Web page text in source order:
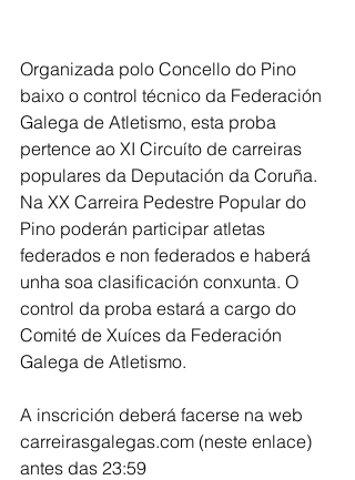
Organizada polo Concello do Pino
baixo o control técnico da Federación
Galega de Atletismo, esta proba
pertence ao XI Circuíto de carreiras
populares da Deputación da Coruña.
Na XX Carreira Pedestre Popular do
Pino poderán participar atletas
federados e non federados e haberá
unha soa clasificación conxunta. O
control da proba estará a cargo do
Comité de Xuíces da Federación
Galega de Atletismo.
A inscrición deberá facerse na web
carreirasgalegas.com (neste enlace)
antes das 23:59